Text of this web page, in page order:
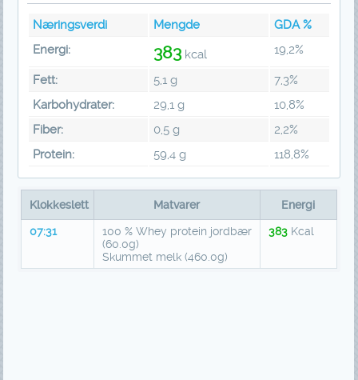
Næringsverdi Mengde
GDA %
Energi:
383kcal 19,2%
Fett: 5,1 g 7,3%
Karbohydrater:
29,1 g 10,8%
Fiber:
0,5 g 2,2%
Protein:
59,4 g 118,8%
Klokkeslett Matvarer Energi
07:31
100 % Whey protein jordbær
(60.0g)
Skummet melk (460.0g)
383Kcal